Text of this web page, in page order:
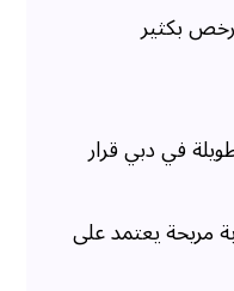
بكثير
في دبي قرار
مريحة يعتمد على